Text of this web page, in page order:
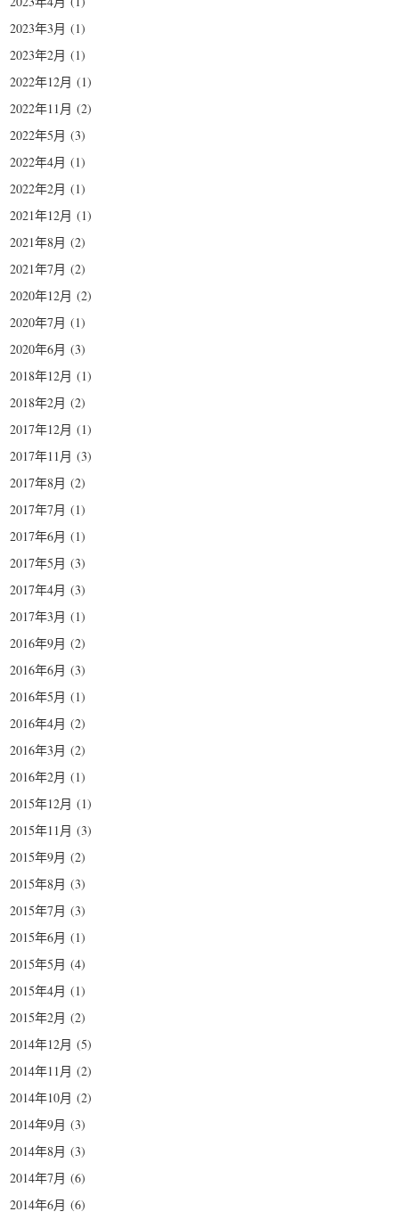
2023年3月 (1)
2023年2月 (1)
2022年12月 (1)
2022年11月 (2)
2022年5月 (3)
2022年4月 (1)
2022年2月 (1)
2021年12月 (1)
2021年8月 (2)
2021年7月 (2)
2020年12月 (2)
2020年7月 (1)
2020年6月 (3)
2018年12月 (1)
2018年2月 (2)
2017年12月 (1)
2017年11月 (3)
2017年8月 (2)
2017年7月 (1)
2017年6月 (1)
2017年5月 (3)
2017年4月 (3)
2017年3月 (1)
2016年9月 (2)
2016年6月 (3)
2016年5月 (1)
2016年4月 (2)
2016年3月 (2)
2016年2月 (1)
2015年12月 (1)
2015年11月 (3)
2015年9月 (2)
2015年8月 (3)
2015年7月 (3)
2015年6月 (1)
2015年5月 (4)
2015年4月 (1)
2015年2月 (2)
2014年12月 (5)
2014年11月 (2)
2014年10月 (2)
2014年9月 (3)
2014年8月 (3)
2014年7月 (6)
2014年6月 (6)